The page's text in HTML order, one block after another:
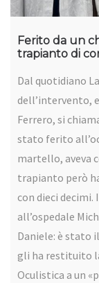
Ferito da un
trapianto di
Dal quotidiano
dell’intervento,
Ferrero, si
stato ferito
martello, aveva
trapianto però
con dieci
all’ospedale
Daniele: è stato
gli ha restituito
Oculistica a un